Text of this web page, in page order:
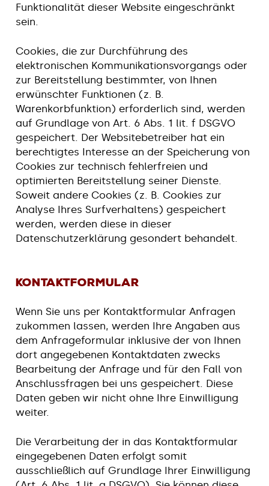
Funktionalität dieser Website eingeschränkt
sein.
Cookies, die zur Durchführung des
elektronischen Kommunikationsvorgangs oder
zur Bereitstellung bestimmter, von Ihnen
erwünschter Funktionen (z. B.
Warenkorbfunktion) erforderlich sind, werden
auf Grundlage von Art. 6 Abs. 1 lit. f DSGVO
gespeichert. Der Websitebetreiber hat ein
berechtigtes Interesse an der Speicherung von
Cookies zur technisch fehlerfreien und
optimierten Bereitstellung seiner Dienste.
Soweit andere Cookies (z. B. Cookies zur
Analyse Ihres Surfverhaltens) gespeichert
werden, werden diese in dieser
Datenschutzerklärung gesondert behandelt.
Kontaktformular
Wenn Sie uns per Kontaktformular Anfragen
zukommen lassen, werden Ihre Angaben aus
dem Anfrageformular inklusive der von Ihnen
dort angegebenen Kontaktdaten zwecks
Bearbeitung der Anfrage und für den Fall von
Anschlussfragen bei uns gespeichert. Diese
Daten geben wir nicht ohne Ihre Einwilligung
weiter.
Die Verarbeitung der in das Kontaktformular
eingegebenen Daten erfolgt somit
ausschließlich auf Grundlage Ihrer Einwilligung